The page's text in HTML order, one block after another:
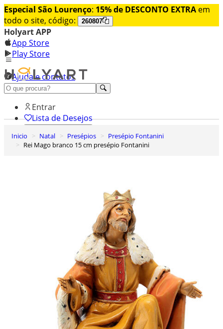
Especial São Lourenço: 15% de DESCONTO EXTRA em
todo o site, código:
260807
Holyart APP
App Store
Play Store
Ajuda e contatos
Conheça premium
Entrar
Lista de Desejos
Carrinho de Compras
Inicio Natal Presépios
Presépio Fontanini
Rei Mago branco 15 cm presépio Fontanini